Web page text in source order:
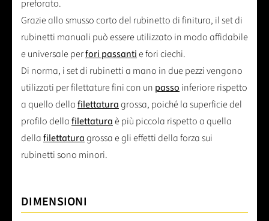
preforato.
Grazie allo smusso corto del rubinetto di finitura, il set di
rubinetti manuali può essere utilizzato in modo affidabile
e universale perfori passantie fori ciechi.
Di norma, i set di rubinetti a mano in due pezzi vengono
utilizzati per filettature fini con un passoinferiore rispetto
a quello dellafilettaturagrossa, poiché la superficie del
profilo dellafilettaturaè più piccola rispetto a quella
dellafilettaturagrossa e gli effetti della forza sui
rubinetti sono minori.
DIMENSIONI